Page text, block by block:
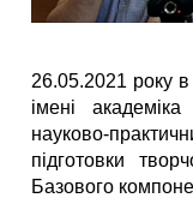
26.05.2021 року в
імені
науково-
підготовки
Базового